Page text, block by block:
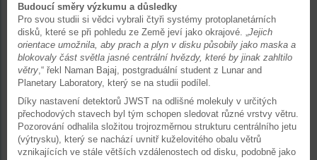
Budoucí směry výzkumu a důsledky
Pro svou studii si vědci vybrali čtyři systémy protoplanetárních
disků, které se při pohledu ze Země jeví jako okrajové. „ Jejich
orientace umožnila, aby prach a plyn v disku působily jako maska a
blokovaly část světla jasné centrální hvězdy, které by jinak zahltilo
větry ,“ řekl Naman Bajaj, postgraduální student z Lunar and
Planetary Laboratory, který se na studii podílel.
Díky nastavení detektorů JWST na odlišné molekuly v určitých
přechodových stavech byl tým schopen sledovat různé vrstvy větru.
Pozorování odhalila složitou trojrozměrnou strukturu centrálního jetu
(výtrysku), který se nachází uvnitř kuželovitého obalu větrů
vznikajících ve stále větších vzdálenostech od disku, podobně jako